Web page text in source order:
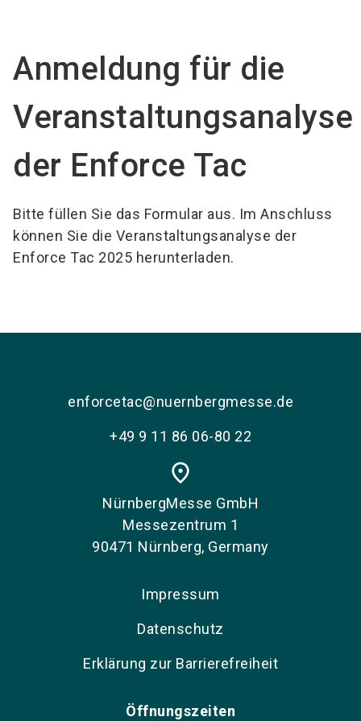
Anmeldung für die
Veranstaltungsanalyse
der Enforce Tac
Bitte füllen Sie das Formular aus. Im Anschluss
können Sie die Veranstaltungsanalyse der
Enforce Tac 2025 herunterladen.
enforcetac@nuernbergmesse.de
+49 9 11 86 06-80 22
place
NürnbergMesse GmbH
Messezentrum 1
90471 Nürnberg, Germany
Impressum
Datenschutz
Erklärung zur Barrierefreiheit
Öffnungszeiten